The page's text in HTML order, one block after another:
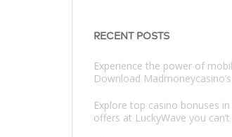
RECENT POSTS
Experience the power of
Download
Explore top casino bonuses
offers at LuckyWave you